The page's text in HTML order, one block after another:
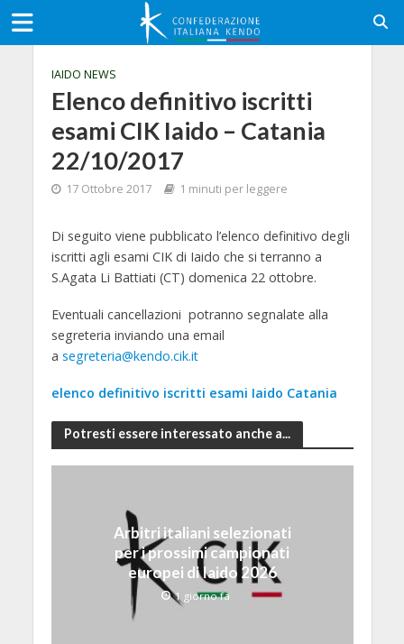
IAIDO NEWS
Elenco definitivo iscritti
esami CIK Iaido – Catania
22/10/2017
17 Ottobre 2017 1 minuti per leggere
Di seguito viene pubblicato l’elenco definitivo degli
iscritti agli esami CIK di Iaido che si terranno a
S.Agata Li Battiati (CT) domenica 22 ottobre.
Eventuali cancellazioni potranno segnalate alla
segreteria inviando una email
a segreteria@kendo.cik.it
elenco definitivo iscritti esami Iaido Catania
Potresti essere interessato anche a...
Arbitri italiani selezionati
per i prossimi campionati
europei di Iaido 2026
1 giorno fa